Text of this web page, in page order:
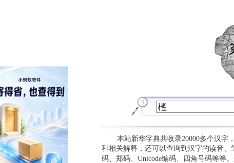
本站新华字典共收录20000多个汉字
和相关解释，还可以查询到汉字的读音
码、郑码、Unicode编码、四角号码等等